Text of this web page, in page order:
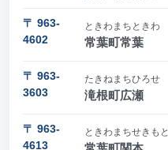
〒 963-
4602
ときわまちときわ
常葉町常葉
〒 963-
3603
たきねまちひろせ
滝根町広瀬
〒 963-
4613
ときわまちせきもと